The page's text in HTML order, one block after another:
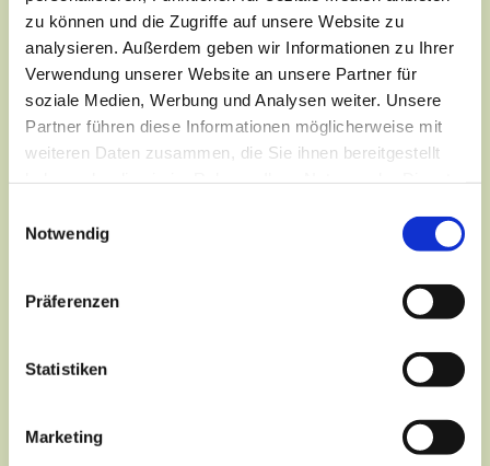
zu können und die Zugriffe auf unsere Website zu
analysieren. Außerdem geben wir Informationen zu Ihrer
Verwendung unserer Website an unsere Partner für
soziale Medien, Werbung und Analysen weiter. Unsere
Partner führen diese Informationen möglicherweise mit
weiteren Daten zusammen, die Sie ihnen bereitgestellt
Notwendig
Präferenzen
Statistiken
Marketing